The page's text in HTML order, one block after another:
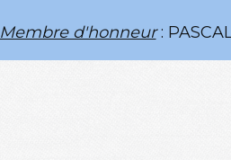
d'honneur: